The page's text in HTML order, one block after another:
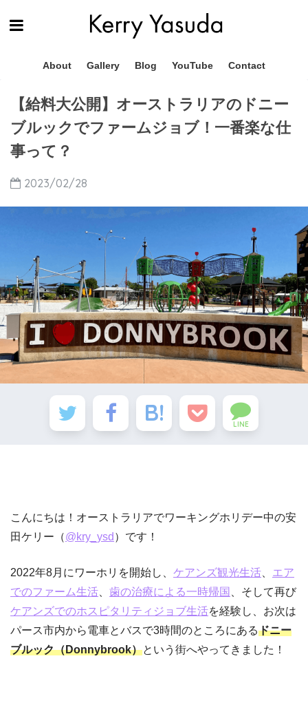
About Gallery Blog YouTube Contact
【給料大公開】オーストラリアのドニー
ブルックでファームジョブ！一番楽な仕
事って？
2023/02/28
LINE
こんにちは！オーストラリアでワーキングホリデー中の安
田ケリー（@kry_ysd ）です！
2022年8月にワーホリを開始し、 ケアンズ観光生活
エア
でのファーム生活
歯の治療による一時帰国
、そして再び
ケアンズでのホスピタリティジョブ生活を経験し、お次は
パース市内から電車とバスで3時間のところにあるドニー
ブルック（Donnybrook）という街へやってきました！